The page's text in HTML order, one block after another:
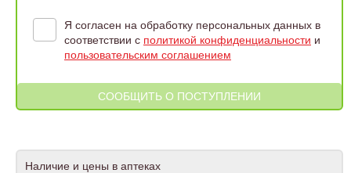
Я согласен на обработку персональных данных в
соответствии с политикой конфиденциальности и
пользовательским соглашением
Наличие и цены в аптеках